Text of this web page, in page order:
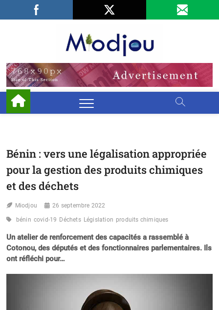
Facebook
LinkedIn
Bénin : vers une légalisation appropriée
pour la gestion des produits chimiques
et des déchets
Miodjou 26 septembre 2022
bénin covid-19 Déchets Législation produits chimiques
Un atelier de renforcement des capacités a rassemblé à
Cotonou, des députés et des fonctionnaires parlementaires. Ils
ont réfléchi pour…